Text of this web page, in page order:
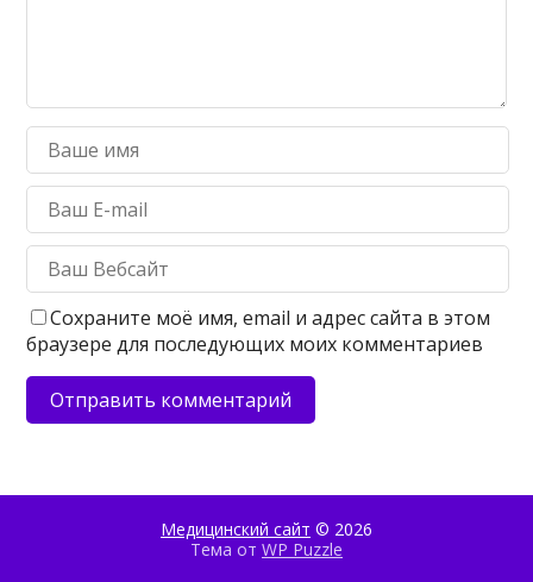
Сохраните моё имя, email и адрес сайта в этом
браузере для последующих моих комментариев
Медицинский сайт © 2026
Тема от WP Puzzle